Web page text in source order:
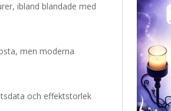
ibland blandade med
men moderna
och effektstorlek